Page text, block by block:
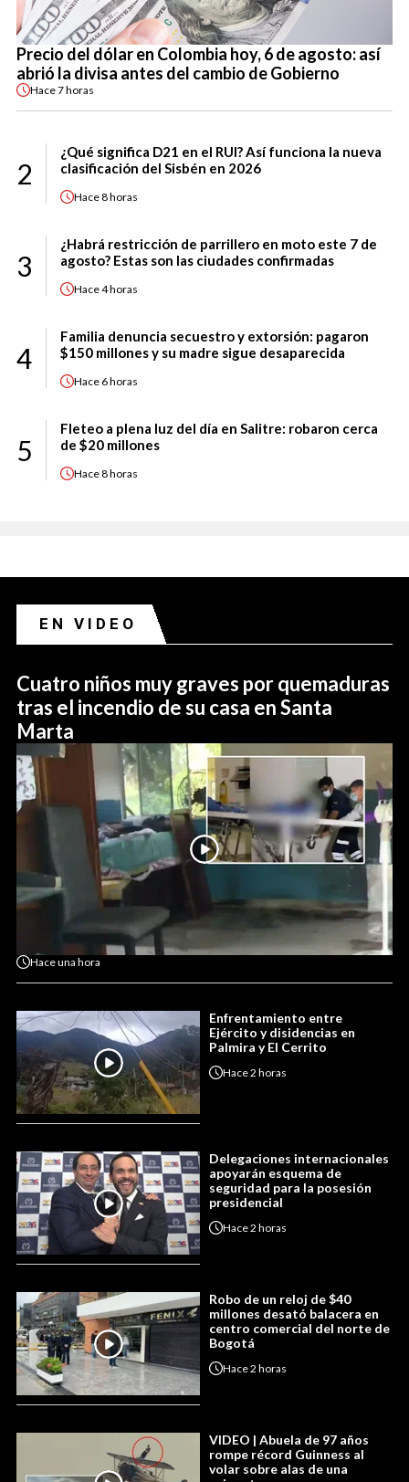
Precio del dólar en Colombia hoy, 6 de agosto: así
abrió la divisa antes del cambio de Gobierno
Hace7 horas
2
¿Qué significa D21 en el RUI? Así funciona la nueva
clasificación del Sisbén en 2026
Hace8 horas
3
¿Habrá restricción de parrillero en moto este 7 de
agosto? Estas son las ciudades confirmadas
Hace4 horas
4
Familia denuncia secuestro y extorsión: pagaron
$150 millones y su madre sigue desaparecida
Hace 6 horas
5
Fleteo a plena luz del día en Salitre: robaron cerca
de $20 millones
Hace8 horas
EN VIDEO
Cuatro niños muy graves por quemaduras
tras el incendio de su casa en Santa
Marta
Haceuna hora
Enfrentamiento entre
Ejército y disidencias en
Palmira y El Cerrito
Hace2 horas
Delegaciones internacionales
apoyarán esquema de
seguridad para la posesión
presidencial
Hace2 horas
Robo de un reloj de $40
millones desató balacera en
centro comercial del norte de
Bogotá
Hace2 horas
VIDEO | Abuela de 97 años
rompe récord Guinness al
volar sobre alas de una